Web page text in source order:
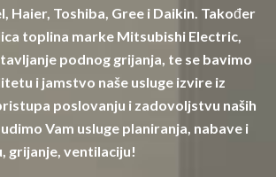
Haier, Toshiba, Gree i Daikin. Također
toplina marke Mitsubishi Electric,
podnog grijanja, te se bavimo
i jamstvo naše usluge izvire iz
poslovanju i zadovoljstvu naših
Vam usluge planiranja, nabave i
grijanje, ventilaciju!